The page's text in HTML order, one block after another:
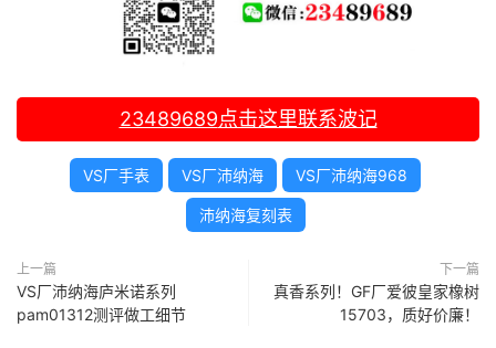
23489689点击这里联系波记
VS厂手表 VS厂沛纳海 VS厂沛纳海968
沛纳海复刻表
上一篇
VS厂沛纳海庐米诺系列
pam01312测评做工细节
下一篇
真香系列！GF厂爱彼皇家橡树
15703，质好价廉！